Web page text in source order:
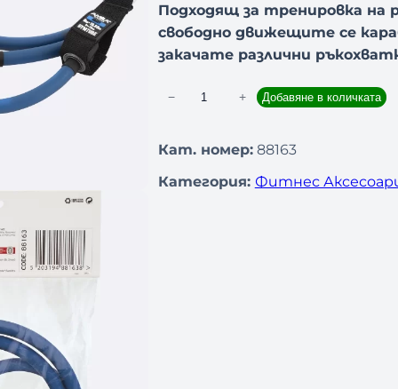
Подходящ за тренировка на
свободно движещите се
закачате различни
л
ч
− + Добавяне в количката
Кат. номер: 88163
Категория: Фитнес